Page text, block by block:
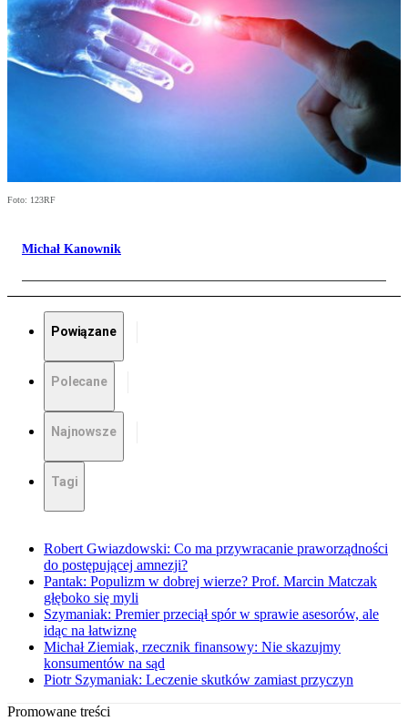
Foto: 123RF
Michał Kanownik
Powiązane
Polecane
Najnowsze
Tagi
Robert Gwiazdowski: Co ma przywracanie praworządności
do postępującej amnezji?
Pantak: Populizm w dobrej wierze? Prof. Marcin Matczak
głęboko się myli
Szymaniak: Premier przeciął spór w sprawie asesorów, ale
idąc na łatwiznę
Michał Ziemiak, rzecznik finansowy: Nie skazujmy
konsumentów na sąd
Piotr Szymaniak: Leczenie skutków zamiast przyczyn
Promowane treści